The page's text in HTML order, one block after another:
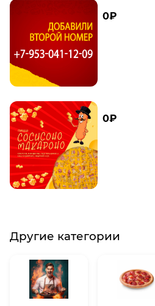
0₽
0₽
Другие категории